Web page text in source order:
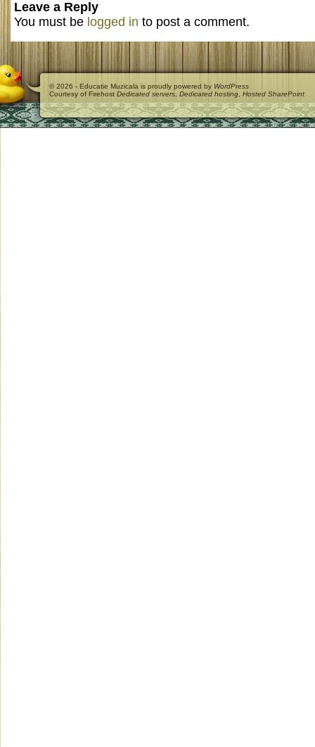
Leave a Reply
You must be logged in to post a comment.
© 2026 - Educatie Muzicala is proudly powered by WordPress
Courtesy of Firehost Dedicated servers Dedicated hosting Hosted SharePoint